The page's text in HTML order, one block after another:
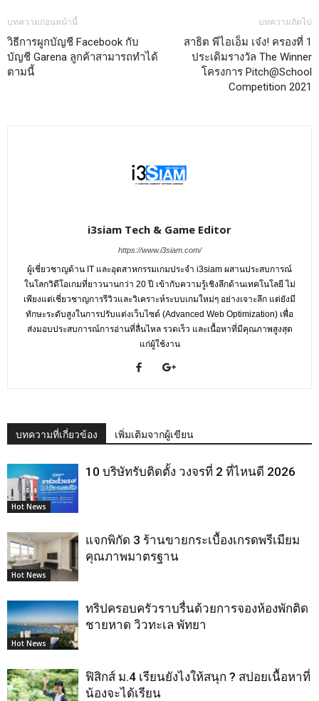
บทความก่อนหน้านี้
วิธีการผูกบัญชี Facebook กับ
บัญชี Garena ลูกค้าสามารถทำได้
ตามนี้
บทความถัดไป
สาธิต พีไอเอ็ม เจ๋ง! ครองที่ 1
ประเดิมรางวัล The Winner
โครงการ Pitch@School
Competition 2021
i3siam Tech & Game Editor
https://www.i3siam.com/
ผู้เชี่ยวชาญด้าน IT และอุตสาหกรรมเกมประจำ i3siam ผสานประสบการณ์
ในโลกวิดีโอเกมที่ยาวนานกว่า 20 ปี เข้ากับความรู้เชิงลึกด้านเทคโนโลยี ไม่
เพียงแต่เชี่ยวชาญการรีวิวและวิเคราะห์ระบบเกมใหม่ๆ อย่างเจาะลึก แต่ยังมี
ทักษะระดับสูงในการปรับแต่งเว็บไซต์ (Advanced Web Optimization) เพื่อ
ส่งมอบประสบการณ์การอ่านที่ลื่นไหล รวดเร็ว และเนื้อหาที่มีคุณภาพสูงสุด
แก่ผู้ใช้งาน
บทความที่เกี่ยวข้อง เพิ่มเติมจากผู้เขียน
Hot News
10 บริษัทรับติดตั้ง วงจรที่ 2 ที่ไหนดี 2026
Hot News
แจกพิกัด 3 ร้านขายกระเบื้องเกรดพรีเมียม
คุณภาพมาตรฐาน
Hot News
ทริปครอบครัวราบรื่นด้วยการจองห้องพักติด
ชายหาด วิวทะเล พัทยา
ฟิสิกส์ ม.4 เรียนยังไงให้สนุก ? สปอยเนื้อหาที่
น้องจะได้เรียน